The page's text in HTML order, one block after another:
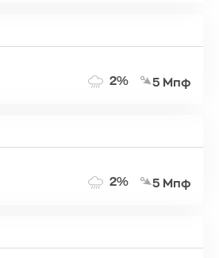
2% 5 Μπφ
2% 5 Μπφ